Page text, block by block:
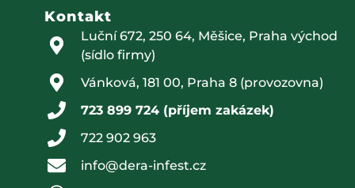
Kontakt
Luční 672, 250 64, Měšice, Praha východ
(sídlo firmy)
Vánková, 181 00, Praha 8 (provozovna)
723 899 724 (příjem zakázek)
722 902 963
info@dera-infest.cz